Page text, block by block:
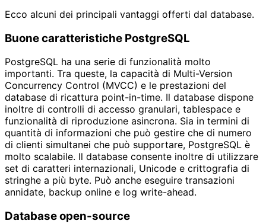
Ecco alcuni dei principali vantaggi offerti dal database.
Buone caratteristiche PostgreSQL
PostgreSQL ha una serie di funzionalità molto
importanti. Tra queste, la capacità di Multi-Version
Concurrency Control (MVCC) e le prestazioni del
database di ricattura point-in-time. Il database dispone
inoltre di controlli di accesso granulari, tablespace e
funzionalità di riproduzione asincrona. Sia in termini di
quantità di informazioni che può gestire che di numero
di clienti simultanei che può supportare, PostgreSQL è
molto scalabile. Il database consente inoltre di utilizzare
set di caratteri internazionali, Unicode e crittografia di
stringhe a più byte. Può anche eseguire transazioni
annidate, backup online e log write-ahead.
Database open-source